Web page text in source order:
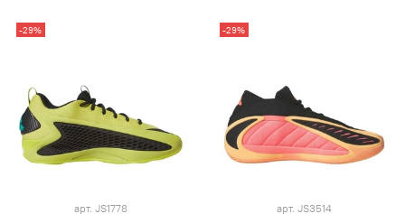
-29%
арт. JS1778
-29%
арт. JS3514